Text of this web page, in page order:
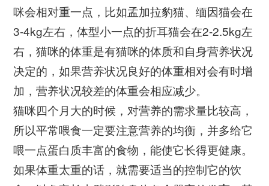
咪会相对重一点，比如孟加拉豹猫、缅因猫会在
3-4kg左右，体型小一点的折耳猫会在2-2.5kg左
右，猫咪的体重是有猫咪的体质和自身营养状况
决定的，如果营养状况良好的体重相对会有时增
加，营养状况较差的体重会相应减少。
猫咪四个月大的时候，对营养的需求量比较高，
所以平常喂食一定要注意营养的均衡，并多给它
喂一点蛋白质丰富的食物，能使它长得更健康。
如果体重太重的话，就需要适当的控制它的饮